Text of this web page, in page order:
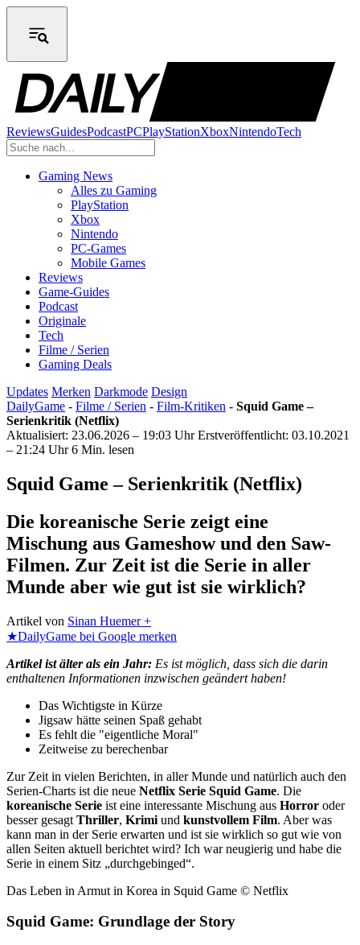
ReviewsGuidesPodcastPCPlayStationXboxNintendoTech
Gaming News
Alles zu Gaming
PlayStation
Xbox
Nintendo
PC-Games
Mobile Games
Reviews
Game-Guides
Podcast
Originale
Tech
Filme / Serien
Gaming Deals
Updates Merken Darkmode Design
DailyGame - Filme / Serien - Film-Kritiken - Squid Game –
Serienkritik (Netflix)
Aktualisiert: 23.06.2026 – 19:03 Uhr Erstveröffentlicht: 03.10.2021
– 21:24 Uhr 6 Min. lesen
Squid Game – Serienkritik (Netflix)
Die koreanische Serie zeigt eine
Mischung aus Gameshow und den Saw-
Filmen. Zur Zeit ist die Serie in aller
Munde aber wie gut ist sie wirklich?
Artikel von Sinan Huemer +
★DailyGame bei Google merken
Artikel ist älter als ein Jahr: Es ist möglich, dass sich die darin
enthaltenen Informationen inzwischen geändert haben!
Das Wichtigste in Kürze
Jigsaw hätte seinen Spaß gehabt
Es fehlt die "eigentliche Moral"
Zeitweise zu berechenbar
Zur Zeit in vielen Berichten, in aller Munde und natürlich auch den
Serien-Charts ist die neue Netflix Serie Squid Game. Die
koreanische Serie ist eine interessante Mischung aus Horror oder
besser gesagt Thriller, Krimi und kunstvollem Film. Aber was
kann man in der Serie erwarten und ist sie wirklich so gut wie von
allen Seiten aktuell berichtet wird? Ich war neugierig und habe die
Serie in einem Sitz „durchgebinged“.
Das Leben in Armut in Korea in Squid Game © Netflix
Squid Game: Grundlage der Story